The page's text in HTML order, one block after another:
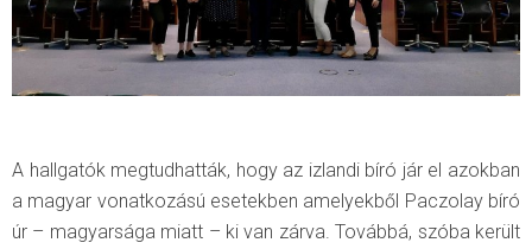
A hallgatók megtudhatták, hogy az izlandi bíró jár el azokban
a magyar vonatkozású esetekben amelyekből Paczolay bíró
úr – magyarsága miatt – ki van zárva. Továbbá, szóba került